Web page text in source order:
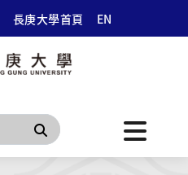
長庚大學首頁 EN
搜尋